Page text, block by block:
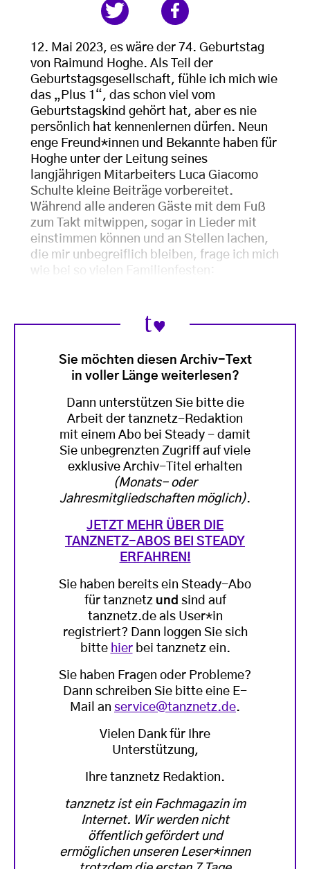
12. Mai 2023, es wäre der 74. Geburtstag
von Raimund Hoghe. Als Teil der
Geburtstagsgesellschaft, fühle ich mich wie
das „Plus 1“, das schon viel vom
Geburtstagskind gehört hat, aber es nie
persönlich hat kennenlernen dürfen. Neun
enge Freund*innen und Bekannte haben für
Hoghe unter der Leitung seines
langjährigen Mitarbeiters Luca Giacomo
Schulte kleine Beiträge vorbereitet.
Während alle anderen Gäste mit dem Fuß
zum Takt mitwippen, sogar in Lieder mit
einstimmen können und an Stellen lachen,
die mir unbegreiflich bleiben, frage ich mich
wie bei so vielen Familienfesten:
Sie möchten diesen Archiv-Text
in voller Länge weiterlesen?
Dann unterstützen Sie bitte die
Arbeit der tanznetz-Redaktion
mit einem Abo bei Steady - damit
Sie unbegrenzten Zugriff auf viele
exklusive Archiv-Titel erhalten
(Monats- oder
Jahresmitgliedschaften möglich).
JETZT MEHR ÜBER DIE
TANZNETZ-ABOS BEI STEADY
ERFAHREN!
Sie haben bereits ein Steady-Abo
für tanznetz und sind auf
tanznetz.de als User*in
registriert? Dann loggen Sie sich
bitte hierbei tanznetz ein.
Sie haben Fragen oder Probleme?
Dann schreiben Sie bitte eine E-
Mail an service@tanznetz.de.
Vielen Dank für Ihre
Unterstützung,
Ihre tanznetz Redaktion.
tanznetz ist ein Fachmagazin im
Internet. Wir werden nicht
öffentlich gefördert und
ermöglichen unseren Leser*innen